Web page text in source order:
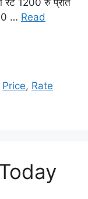
… Read
Price, Rate
Today